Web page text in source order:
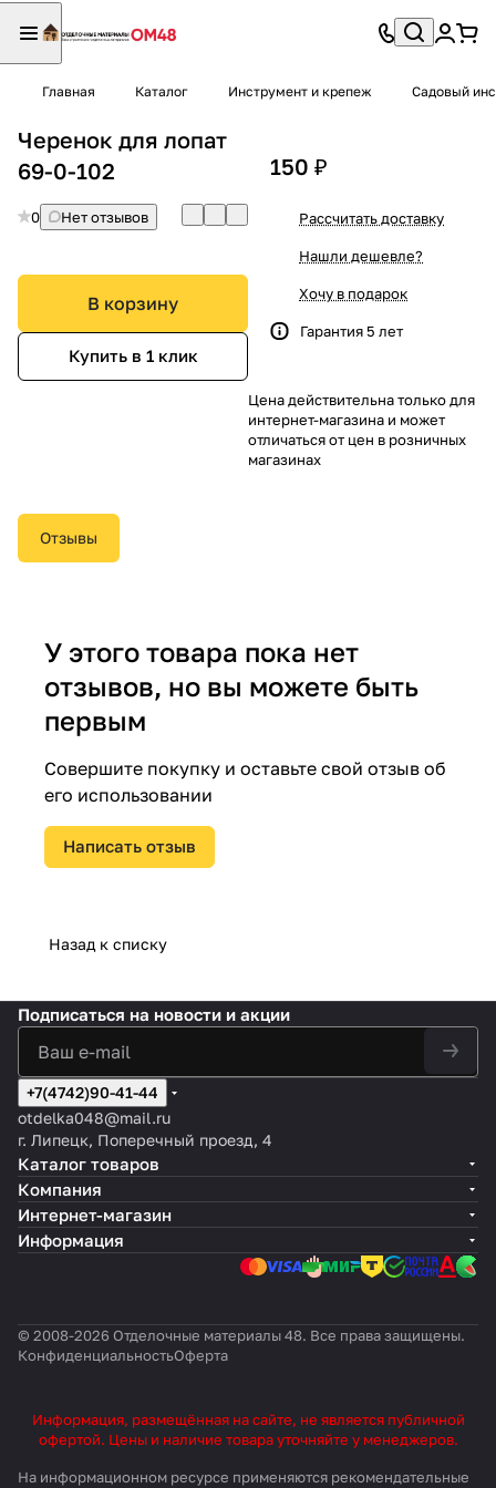
Главная Каталог Инструмент и крепеж Садовый
Черенок для лопат
69-0-102
0 Нет отзывов
В корзину
Купить в 1 клик
150 ₽
Рассчитать доставку
Нашли дешевле?
Хочу в подарок
Гарантия 5 лет
Цена действительна только для
интернет-магазина и может
отличаться от цен в розничных
магазинах
Отзывы
У этого товара пока нет
отзывов, но вы можете быть
первым
Совершите покупку и оставьте свой отзыв об
его использовании
Написать отзыв
Назад к списку
Подписаться на новости и акции
+7(4742)90-41-44
otdelka048@mail.ru
г. Липецк, Поперечный проезд, 4
Каталог товаров
Компания
Интернет-магазин
Информация
© 2008-2026 Отделочные материалы 48. Все права защищены.
КонфиденциальностьОферта
Информация, размещённая на сайте, не является публичной
офертой. Цены и наличие товара уточняйте у менеджеров.
На информационном ресурсе применяются рекомендательные